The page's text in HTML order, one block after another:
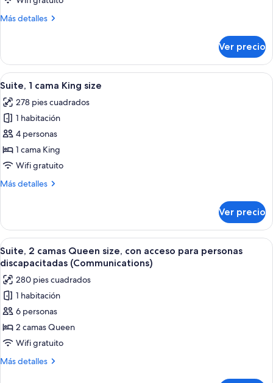
camas
Hearing)
Más detalles
Más
Premium,
varias
camas
Communications
Hearing)
Ver precio
Abrir
todas
las
fotos
de
Suite,
1
King
Edredón, caja de seguridad en la
9
Suite, 1 cama King size
278 pies cuadrados
1 habitación
4 personas
1 cama King
Wifi gratuito
Más detalles
Más
1
cama
King
size
Ver precio
Abrir
todas
las
fotos
de
Suite,
2
camas
Queen
Habitación de hotel con dos camas,
10
Suite, 2 camas Queen size, con acceso para personas
discapacitadas (Communications)
280 pies cuadrados
1 habitación
6 personas
2 camas Queen
Wifi gratuito
Más detalles
Más